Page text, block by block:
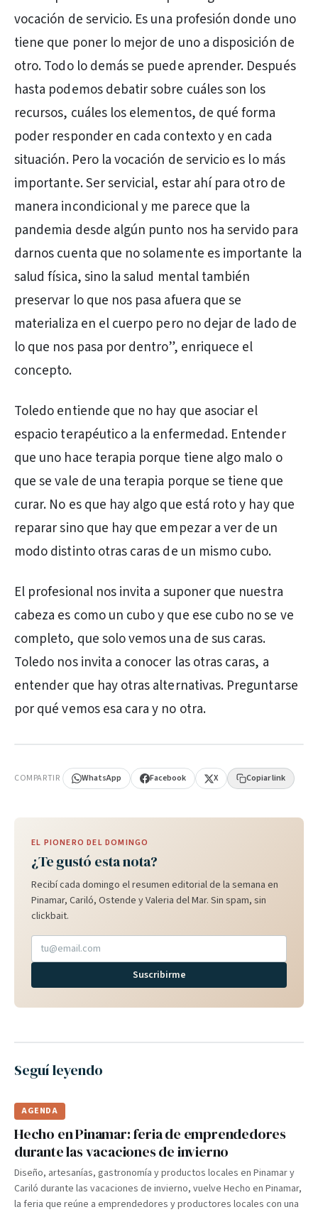
vocación de servicio. Es una profesión donde uno
tiene que poner lo mejor de uno a disposición de
otro. Todo lo demás se puede aprender. Después
hasta podemos debatir sobre cuáles son los
recursos, cuáles los elementos, de qué forma
poder responder en cada contexto y en cada
situación. Pero la vocación de servicio es lo más
importante. Ser servicial, estar ahí para otro de
manera incondicional y me parece que la
pandemia desde algún punto nos ha servido para
darnos cuenta que no solamente es importante la
salud física, sino la salud mental también
preservar lo que nos pasa afuera que se
materializa en el cuerpo pero no dejar de lado de
lo que nos pasa por dentro”, enriquece el
concepto.
Toledo entiende que no hay que asociar el
espacio terapéutico a la enfermedad. Entender
que uno hace terapia porque tiene algo malo o
que se vale de una terapia porque se tiene que
curar. No es que hay algo que está roto y hay que
reparar sino que hay que empezar a ver de un
modo distinto otras caras de un mismo cubo.
El profesional nos invita a suponer que nuestra
cabeza es como un cubo y que ese cubo no se ve
completo, que solo vemos una de sus caras.
Toledo nos invita a conocer las otras caras, a
entender que hay otras alternativas. Preguntarse
por qué vemos esa cara y no otra.
COMPARTIR WhatsApp Facebook X Copiar link
EL PIONERO DEL DOMINGO
¿Te gustó esta nota?
Recibí cada domingo el resumen editorial de la semana en
Pinamar, Cariló, Ostende y Valeria del Mar. Sin spam, sin
clickbait.
Suscribirme
Seguí leyendo
AGENDA
Hecho en Pinamar: feria de emprendedores
durante las vacaciones de invierno
Diseño, artesanías, gastronomía y productos locales en Pinamar y
Cariló durante las vacaciones de invierno, vuelve Hecho en Pinamar,
la feria que reúne a emprendedores y productores locales con una